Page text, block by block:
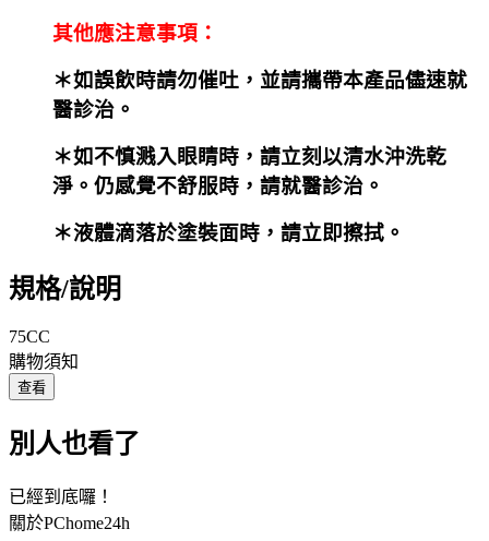
其他應注意事項：
＊如誤飲時請勿催吐，並請攜帶本產品儘速就
醫診治。
＊如不慎溅入眼睛時，請立刻以清水沖洗乾
淨。 仍感覺不舒服時，請就醫診治。
＊液體滴落於塗裝面時，請立即擦拭。
規格/說明
75CC
購物須知
查看
別人也看了
已經到底囉！
關於PChome24h